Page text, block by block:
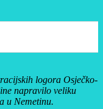
logora Osječko-
napravilo veliku
u Nemetinu.